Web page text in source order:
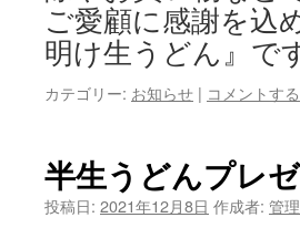
ご愛顧に感謝を込
明け生うどん』で
カテゴリー: お知らせ | コメントする
半生うどんプレ
投稿日: 2021年12月8日 作成者: 管